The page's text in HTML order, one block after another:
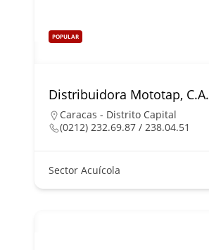
POPULAR
Distribuidora Mototap, C.A.
Caracas - Distrito Capital
(0212) 232.69.87 / 238.04.51
Sector Acuícola